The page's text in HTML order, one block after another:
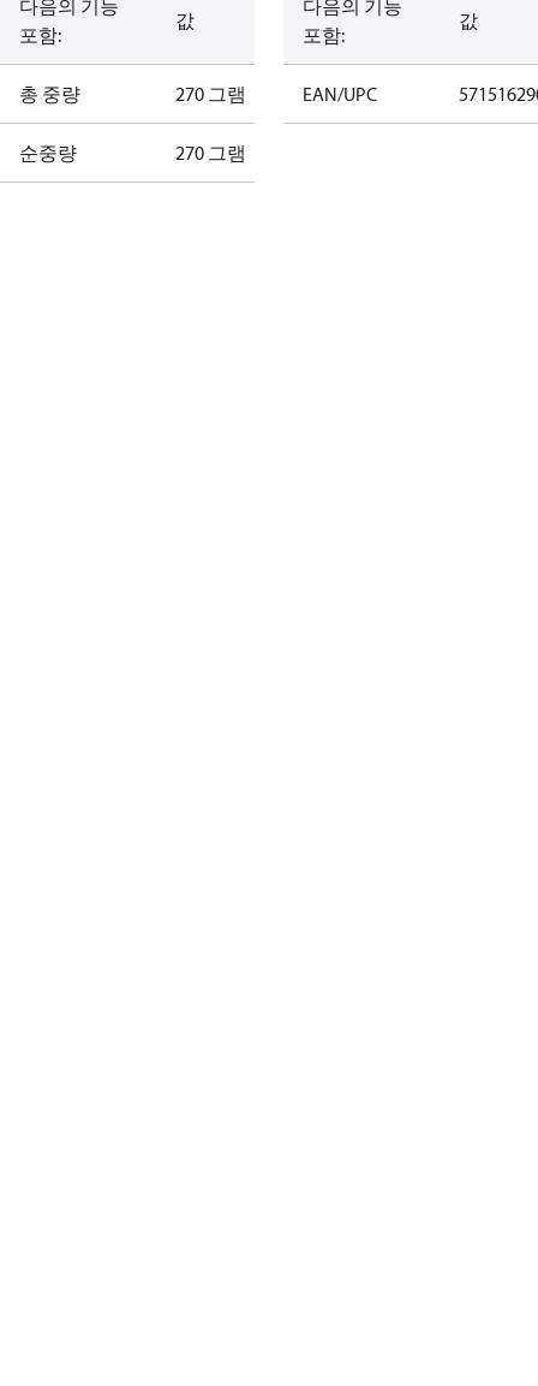
다음의 기능
포함:
값
총 중량 270 그램
순중량 270 그램
다음의 기능
포함:
값
EAN/UPC